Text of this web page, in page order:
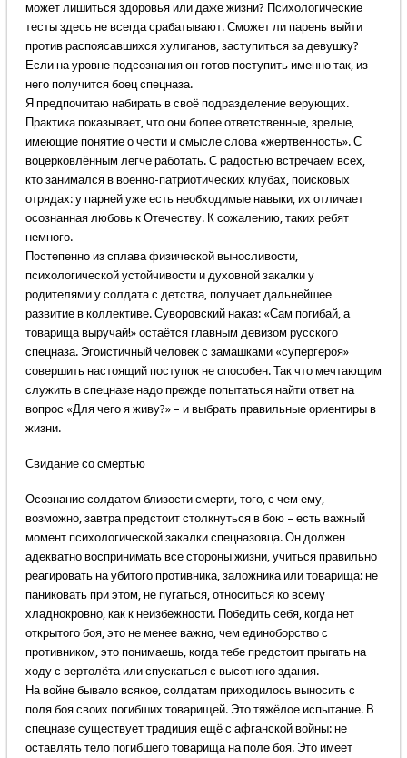
может лишиться здоровья или даже жизни? Психологические
тесты здесь не всегда срабатывают. Сможет ли парень выйти
против распоясавшихся хулиганов, заступиться за девушку?
Если на уровне подсознания он готов поступить именно так, из
него получится боец спецназа.
Я предпочитаю набирать в своё подразделение верующих.
Практика показывает, что они более ответственные, зрелые,
имеющие понятие о чести и смысле слова «жертвенность». С
воцерковлённым легче работать. С радостью встречаем всех,
кто занимался в военно-патриотических клубах, поисковых
отрядах: у парней уже есть необходимые навыки, их отличает
осознанная любовь к Отечеству. К сожалению, таких ребят
немного.
Постепенно из сплава физической выносливости,
психологической устойчивости и духовной закалки у
родителями у солдата с детства, получает дальнейшее
развитие в коллективе. Суворовский наказ: «Сам погибай, а
товарища выручай!» остаётся главным девизом русского
спецназа. Эгоистичный человек с замашками «супергероя»
совершить настоящий поступок не способен. Так что мечтающим
служить в спецназе надо прежде попытаться найти ответ на
вопрос «Для чего я живу?» – и выбрать правильные ориентиры в
жизни.
Свидание со смертью
Осознание солдатом близости смерти, того, с чем ему,
возможно, завтра предстоит столкнуться в бою – есть важный
момент психологической закалки спецназовца. Он должен
адекватно воспринимать все стороны жизни, учиться правильно
реагировать на убитого противника, заложника или товарища: не
паниковать при этом, не пугаться, относиться ко всему
хладнокровно, как к неизбежности. Победить себя, когда нет
открытого боя, это не менее важно, чем единоборство с
противником, это понимаешь, когда тебе предстоит прыгать на
ходу с вертолёта или спускаться с высотного здания.
На войне бывало всякое, солдатам приходилось выносить с
поля боя своих погибших товарищей. Это тяжёлое испытание. В
спецназе существует традиция ещё с афганской войны: не
оставлять тело погибшего товарища на поле боя. Это имеет